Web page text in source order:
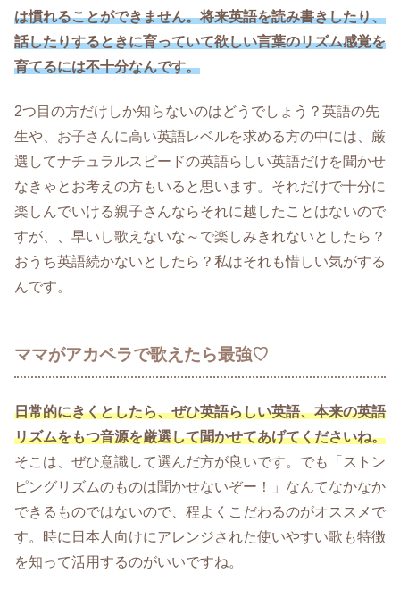
は慣れることができません。将来英語を読み書きしたり、
話したりするときに育っていて欲しい言葉のリズム感覚を
育てるには不十分なんです。
2つ目の方だけしか知らないのはどうでしょう？英語の先
生や、お子さんに高い英語レベルを求める方の中には、厳
選してナチュラルスピードの英語らしい英語だけを聞かせ
なきゃとお考えの方もいると思います。それだけで十分に
楽しんでいける親子さんならそれに越したことはないので
すが、、早いし歌えないな～で楽しみきれないとしたら？
おうち英語続かないとしたら？私はそれも惜しい気がする
んです。
ママがアカペラで歌えたら最強♡
日常的にきくとしたら、ぜひ英語らしい英語、本来の英語
リズムをもつ音源を厳選して聞かせてあげてくださいね。
そこは、ぜひ意識して選んだ方が良いです。でも「ストン
ピングリズムのものは聞かせないぞー！」なんてなかなか
できるものではないので、程よくこだわるのがオススメで
す。時に日本人向けにアレンジされた使いやすい歌も特徴
を知って活用するのがいいですね。